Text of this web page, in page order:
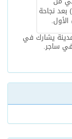
يشارك في
ساجر.